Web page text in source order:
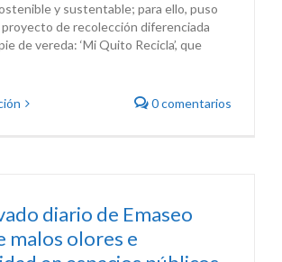
y sustentable; para ello, puso
proyecto de recolección diferenciada
de vereda: ‘Mi Quito Recicla’, que
0 comentarios
diario de Emaseo
malos olores e